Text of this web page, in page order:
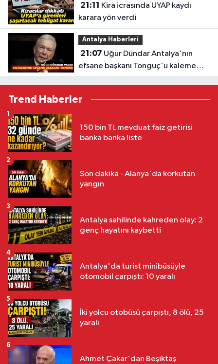
21:11
karara yön verdi
Antalya Haberleri
21:07
efsane başkanı Tonguç'u kaleme
aldı
Trend Haberler
150 bin TL mevduat faiz getirisi
banka banka liste
1
Son dakika - Alanya'da korkutan
yangın
2
Antalya sahilinde kahreden olay: 2
genç hayatını kaybetti
3
Antalya'da turist minibüsüyle
otomobil çarpıştı: 10 yaralı
4
İki yolcu otobüsü çarpıştı, 8 ölü, 25
yaralı
5
Ahmet Çakar'dan Beşiktaş
6